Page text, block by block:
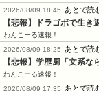
2026/08/09 18:45
あとで読
【悲報】ドラゴボで生
わんこーる速報！
2026/08/09 18:25
あとで読
【悲報】学歴厨「文系
わんこーる速報！
2026/08/09 17:35
あとで読